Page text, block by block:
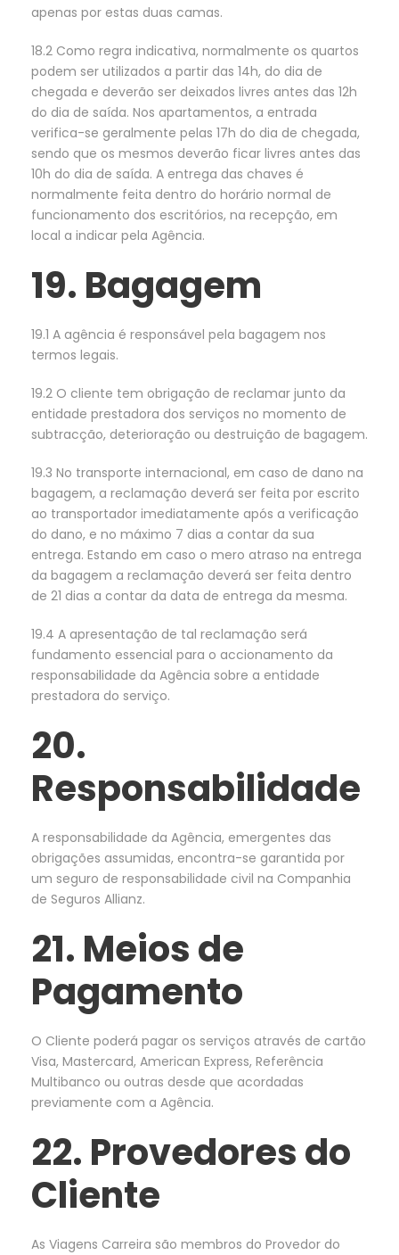
apenas por estas duas camas.
18.2 Como regra indicativa, normalmente os quartos
podem ser utilizados a partir das 14h, do dia de
chegada e deverão ser deixados livres antes das 12h
do dia de saída. Nos apartamentos, a entrada
verifica-se geralmente pelas 17h do dia de chegada,
sendo que os mesmos deverão ficar livres antes das
10h do dia de saída. A entrega das chaves é
normalmente feita dentro do horário normal de
funcionamento dos escritórios, na recepção, em
local a indicar pela Agência.
19. Bagagem
19.1 A agência é responsável pela bagagem nos
termos legais.
19.2 O cliente tem obrigação de reclamar junto da
entidade prestadora dos serviços no momento de
subtracção, deterioração ou destruição de bagagem.
19.3 No transporte internacional, em caso de dano na
bagagem, a reclamação deverá ser feita por escrito
ao transportador imediatamente após a verificação
do dano, e no máximo 7 dias a contar da sua
entrega. Estando em caso o mero atraso na entrega
da bagagem a reclamação deverá ser feita dentro
de 21 dias a contar da data de entrega da mesma.
19.4 A apresentação de tal reclamação será
fundamento essencial para o accionamento da
responsabilidade da Agência sobre a entidade
prestadora do serviço.
20.
Responsabilidade
A responsabilidade da Agência, emergentes das
obrigações assumidas, encontra-se garantida por
um seguro de responsabilidade civil na Companhia
de Seguros Allianz.
21. Meios de
Pagamento
O Cliente poderá pagar os serviços através de cartão
Visa, Mastercard, American Express, Referência
Multibanco ou outras desde que acordadas
previamente com a Agência.
22. Provedores do
Cliente
As Viagens Carreira são membros do Provedor do